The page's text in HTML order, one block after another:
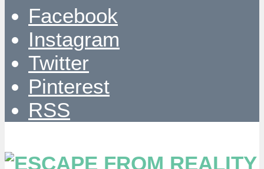
Facebook
Instagram
Twitter
Pinterest
RSS